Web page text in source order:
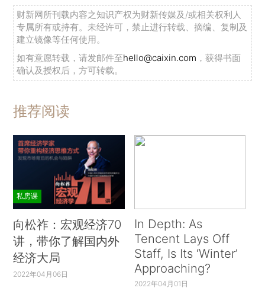
财新网所刊载内容之知识产权为财新传媒及/或相关权利人
专属所有或持有。未经许可，禁止进行转载、摘编、复制及
建立镜像等任何使用。
如有意愿转载，请发邮件至hello@caixin.com ，获得书面
确认及授权后，方可转载。
推荐阅读
私房课
向松祚：宏观经济70
讲，带你了解国内外
经济大局
2022年04月06日
In Depth: As
Tencent Lays Off
Staff, Is Its ‘Winter’
Approaching?
2022年04月01日